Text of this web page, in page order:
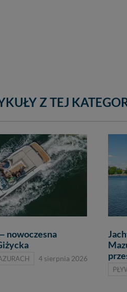
Z TEJ
nowoczesna
4 sierpnia 2026